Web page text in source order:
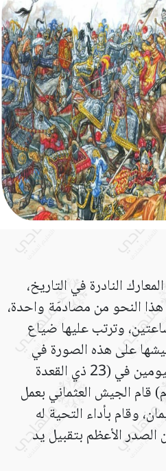
النادرة في التاريخ،
النحو من مصادمَة واحدة،
وترتب عليها ضياع
على هذه الصورة في
هزيمة مروعة. وبعد اللقاء بيومين في (23 ذي القعدة
932هـ/31 أغسطس 1526م) قام الجيش العثماني بعمل
وقام بأداء التحية له
الصدر الأعظم بتقبيل يد